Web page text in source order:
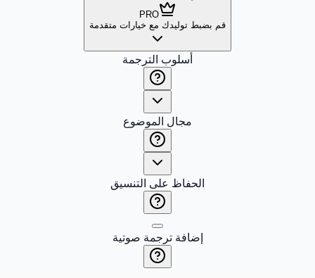
PRO
قم بضبط توليدك مع خيارات متقدمة
أسلوب الترجمة
مجال الموضوع
الحفاظ على التنسيق
إضافة ترجمة صوتية